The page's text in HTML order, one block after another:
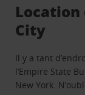
Location
City
Il y a tant
l’Empire State
New York.